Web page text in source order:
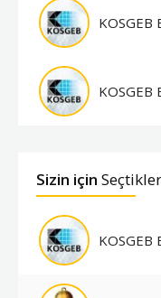
KOSGEB
KOSGEB
Sizin için
KOSGEB